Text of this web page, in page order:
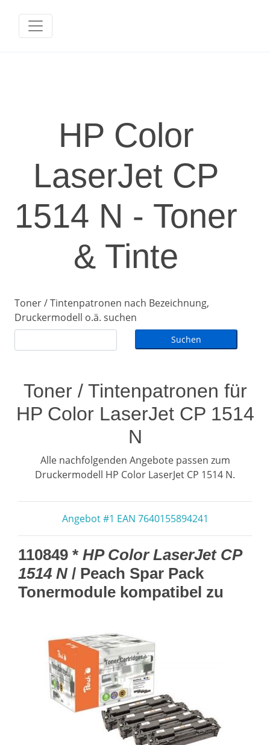
HP Color
LaserJet CP
1514 N - Toner
& Tinte
Toner / Tintenpatronen nach Bezeichnung,
Druckermodell o.ä. suchen
Toner / Tintenpatronen für
HP Color LaserJet CP 1514
N
Alle nachfolgenden Angebote passen zum
Druckermodell HP Color LaserJet CP 1514 N.
Angebot #1 EAN 7640155894241
110849 * HP Color LaserJet CP
1514 N / Peach Spar Pack
Tonermodule kompatibel zu